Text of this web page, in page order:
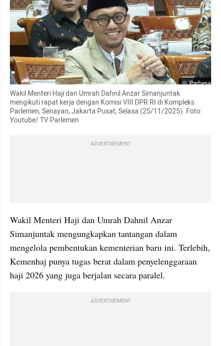
Perbesar
Wakil Menteri Haji dan Umrah Dahnil Anzar Simanjuntak
mengikuti rapat kerja dengan Komisi VIII DPR RI di Kompleks
Parlemen, Senayan, Jakarta Pusat, Selasa (25/11/2025). Foto:
Youtube/ TV Parlemen
ADVERTISEMENT
Wakil Menteri Haji dan Umrah Dahnil Anzar
Simanjuntak mengungkapkan tantangan dalam
mengelola pembentukan kementerian baru ini. Terlebih,
Kemenhaj punya tugas berat dalam penyelenggaraan
haji 2026 yang juga berjalan secara paralel.
ADVERTISEMENT